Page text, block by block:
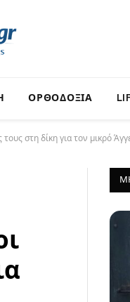
ΟΡΘΟΔΟΞΙΑ
στη δίκη για τον μικρό